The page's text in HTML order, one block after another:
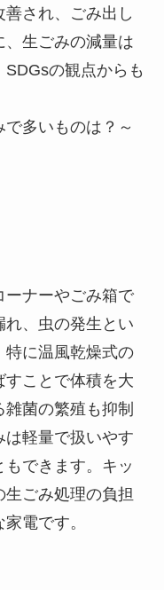
され、ごみ出し
生ごみの減量は
の観点からも
多いものは？～
ーナーやごみ箱で
れ、虫の発生とい
特に温風乾燥式の
ことで体積を大
菌の繁殖も抑制
は軽量で扱いやす
もできます。キッ
ごみ処理の負担
電です。